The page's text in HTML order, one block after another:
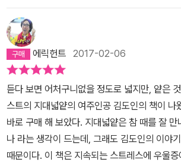
가 삶에 대한 깨달음을 얻는 것이 중요함을 말
이나 가르침도 나 자신이 그에 너무 의존하거나
래한다면 나의 인생 자체가 대리만족으로 끝나
있다. 언제나 스스로 고민하고 아파하며 넘어져
의 삶을 나 스스로 이해해 나가는 시간이 중요하
으로 나아갈 수 있다고 말한다.신자유주의 자본
나 취업, 승진 등...삶의 치열한 경쟁으로 인한
는 현대인의 실상...그 속에서 스스로 행복해
신 스스로에 대한 이해와 숙고를 통해 심리치
를 바라는 김도인의 마음을 보게된다.
금이라도 편해지면 그걸로 된거지 뭐. 같은 팟
장님의 저서 시민의 교양이랑 닮았다라는 느낌
을 설명하는 방법이라던지, 상황에 대해 이해시
지적인 대화로 가득찬 인문학책은 아닐 수 있지
아웃 증후군에 시달리는 사람들에게 충분히 도
하다. 항상 좀더 나은 사람이 되려고 마음먹고
모르는 새에 내 속에 틀어박혀 있는 독불장군
적으로 상처받는 일이 요즘들어 잦아졌다. 물
마음도 잘 듣질 않고, 신경쓰고 아파하고 짜증냈
에릭헌트 2017-02-06
듣다 보면 어처구니없을 정도로 넓지만, 얕은
스트의 지대넓얕의 여주인공 김도인의 책이 나
바로 구매 해 보았다. 지대넓얕은 참 때를 잘
나 라는 생각이 드는데, 그래도 김도인의 이야
때문이다. 이 책은 지속되는 스트레스에 우울